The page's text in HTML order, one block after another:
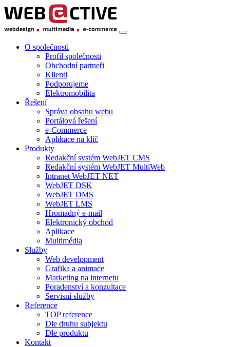
O společnosti
Profil společnosti
Obchodní partneři
Klienti
Podporujeme
Elektromobilita
Řešení
Správa obsahu webu
Portálová řešení
e-Commerce
Aplikace na klíč
Produkty
Redakční systém WebJET CMS
Redakční systém WebJET MultiWeb
Intranet WebJET NET
WebJET DSK
WebJET DMS
WebJET LMS
Hromadný e-mail
Elektronický obchod
Aplikace
Multimédia
Služby
Web development
Grafika a animace
Marketing na internetu
Poradenství a konzultace
Servisní služby
Reference
TOP reference
Dle druhu subjektu
Dle produktu
Kontakt